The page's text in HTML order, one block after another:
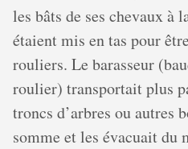
les bâts de ses chevaux
étaient mis en tas pour
rouliers. Le barasseur
roulier) transportait plus
troncs d’arbres ou autres
somme et les évacuait du